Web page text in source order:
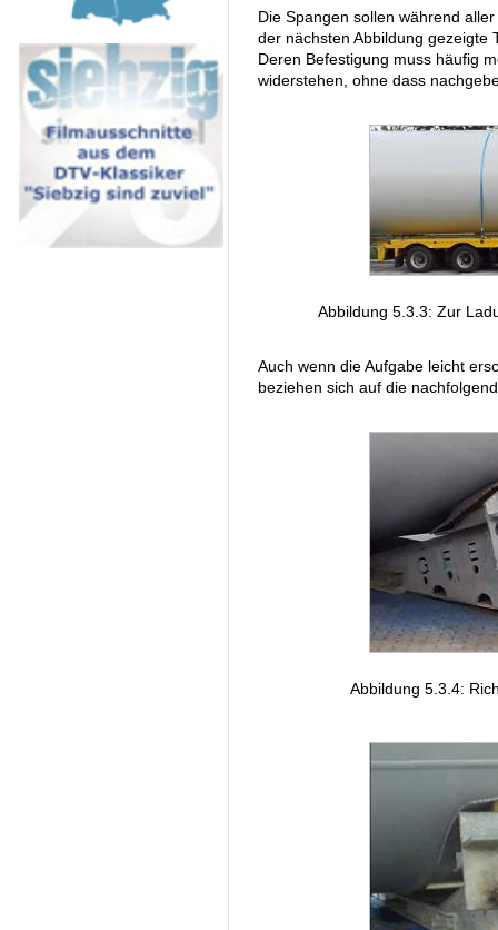
Die Spangen sollen während
der nächsten Abbildung gezeigte
Deren Befestigung muss häufig
widerstehen, ohne dass
Abbildung 5.3.3: Zur
Auch wenn die Aufgabe leicht
beziehen sich auf die
Abbildung 5.3.4: